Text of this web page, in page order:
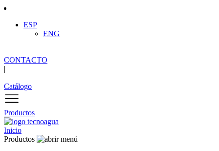
ESP
ENG
CONTACTO
|
Catálogo
Productos
Inicio
Productos